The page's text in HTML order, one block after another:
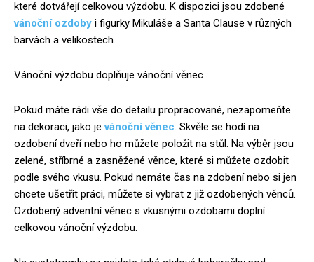
které dotvářejí celkovou výzdobu. K dispozici jsou zdobené
vánoční ozdoby i figurky Mikuláše a Santa Clause v různých
barvách a velikostech.
Vánoční výzdobu doplňuje vánoční věnec
Pokud máte rádi vše do detailu propracované, nezapomeňte
na dekoraci, jako jevánoční věnec. Skvěle se hodí na
ozdobení dveří nebo ho můžete položit na stůl. Na výběr jsou
zelené, stříbrné a zasněžené věnce, které si můžete ozdobit
podle svého vkusu. Pokud nemáte čas na zdobení nebo si jen
chcete ušetřit práci, můžete si vybrat z již ozdobených věnců.
Ozdobený adventní věnec s vkusnými ozdobami doplní
celkovou vánoční výzdobu.